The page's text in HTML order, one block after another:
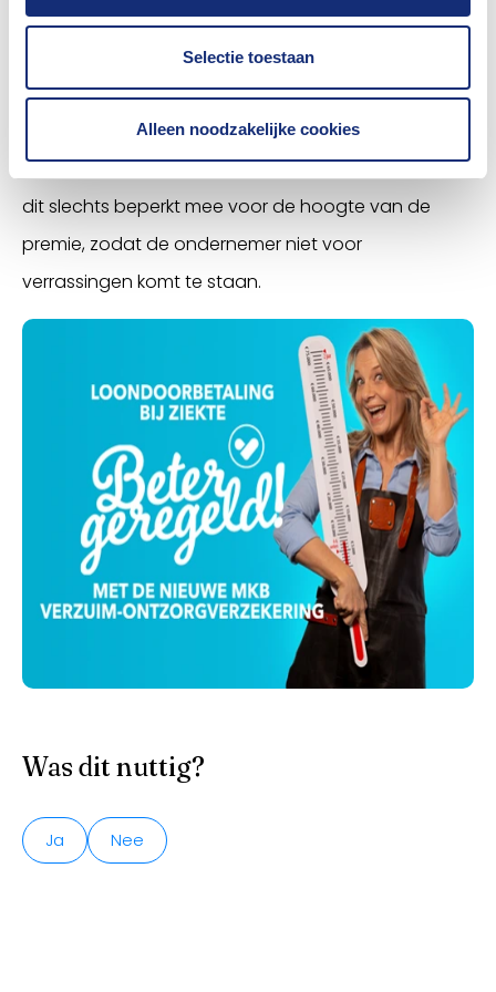
Selectie toestaan
Alleen noodzakelijke cookies
Als hij deze adviezen opvolgt en alle re-integratie-
inspanningen (zowel eerste als tweede spoor)
uitvoert, is een eventuele loonsanctie van het UWV
voor rekening van de verzekeraar. En als het bedrijf
toch te maken krijgt met langdurig verzuim, dan telt
dit slechts beperkt mee voor de hoogte van de
premie, zodat de ondernemer niet voor
verrassingen komt te staan.
Was dit nuttig?
Ja Nee